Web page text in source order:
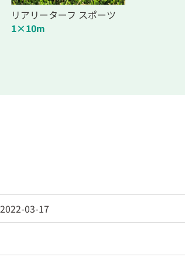
リアリーターフ スポーツ
1×10m
2022-03-17